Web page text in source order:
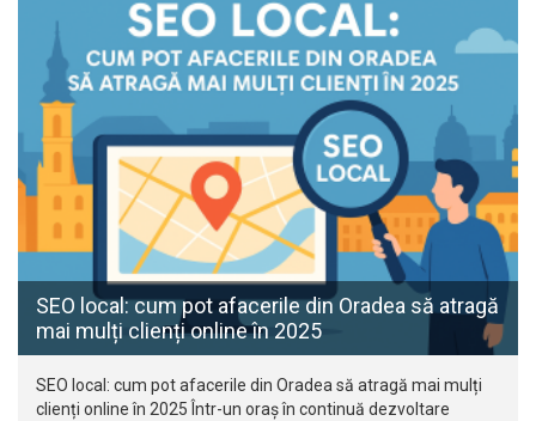
SEO local: cum pot afacerile din Oradea să atragă
mai mulți clienți online în 2025
SEO local: cum pot afacerile din Oradea să atragă mai mulți
clienți online în 2025 Într-un oraș în continuă dezvoltare